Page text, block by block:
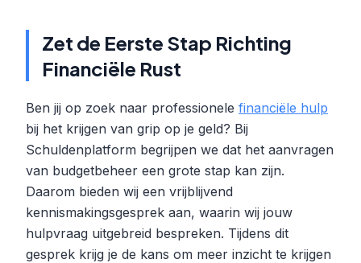
Zet de Eerste Stap Richting
Financiële Rust
Ben jij op zoek naar professionele financiële hulp
bij het krijgen van grip op je geld? Bij
Schuldenplatform begrijpen we dat het aanvragen
van budgetbeheer een grote stap kan zijn.
Daarom bieden wij een vrijblijvend
kennismakingsgesprek aan, waarin wij jouw
hulpvraag uitgebreid bespreken. Tijdens dit
gesprek krijg je de kans om meer inzicht te krijgen